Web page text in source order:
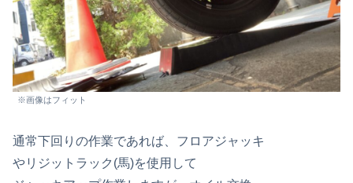
※画像はフィット
通常下回りの作業であれば、フロアジャッキ
やリジットラック(馬)を使用して